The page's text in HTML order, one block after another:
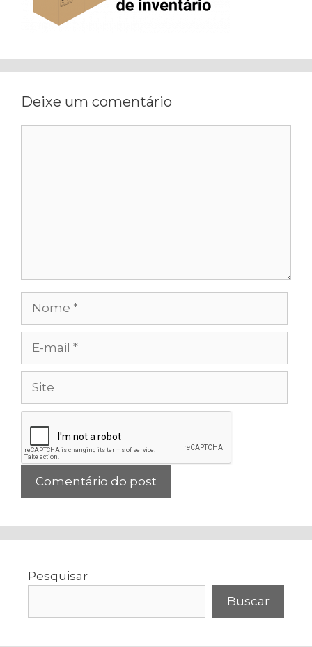
Deixe um comentário
mail
Pesquisar
Buscar